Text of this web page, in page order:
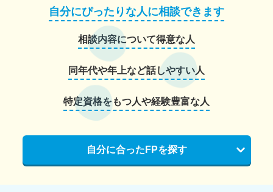
自分にぴったりな人に相談できます
相談内容について得意な人
同年代や年上など話しやすい人
特定資格をもつ人や経験豊富な人
自分に合ったFPを探す